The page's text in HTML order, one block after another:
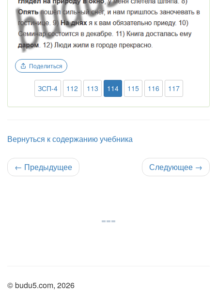
Поделиться
ЗСП-4 112 113 114 115 116 117
Вернуться к содержанию учебника
← Предыдущее Следующее →
© budu5.com, 2026